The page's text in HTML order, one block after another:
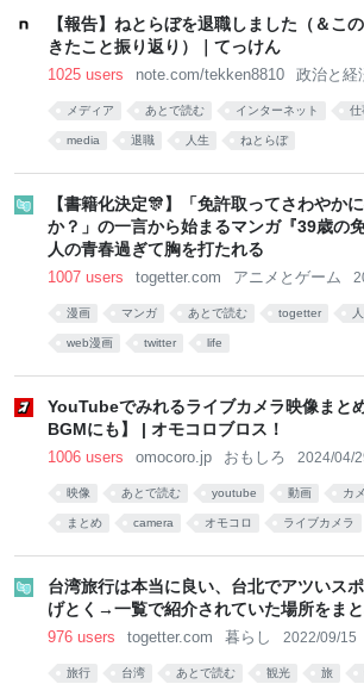
【報告】ねとらぼを退職しました（＆こ
きたこと振り返り）｜てっけん
1025 users note.com/tekken8810 政治と経
メディア あとで読む インターネット 仕
media 退職 人生 ねとらぼ
【書籍化決定🎊】「免許取ってさわやか
か？」の一言から始まるマンガ『39歳の
人の青春過ぎて胸を打たれる
1007 users togetter.com アニメとゲーム
漫画 マンガ あとで読む togetter
web漫画 twitter life
YouTubeでみれるライブカメラ映像まと
BGMにも】 | オモコロブロス！
1006 users omocoro.jp おもしろ 2024/04/
映像 あとで読む youtube 動画 カ
まとめ camera オモコロ ライブカメラ
台湾旅行は本当に良い、台北でアツいス
げとく→一覧で紹介されていた場所をま
976 users togetter.com 暮らし 2022/09/15
旅行 台湾 あとで読む 観光 旅